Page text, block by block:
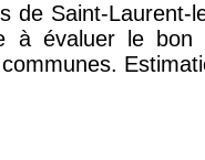
28 €
Saint-Laurent-
à évaluer le bon